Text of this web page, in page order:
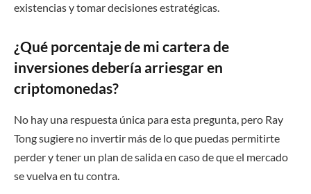
existencias y tomar decisiones estratégicas.
¿Qué porcentaje de mi cartera de
inversiones debería arriesgar en
criptomonedas?
No hay una respuesta única para esta pregunta, pero Ray
Tong sugiere no invertir más de lo que puedas permitirte
perder y tener un plan de salida en caso de que el mercado
se vuelva en tu contra.